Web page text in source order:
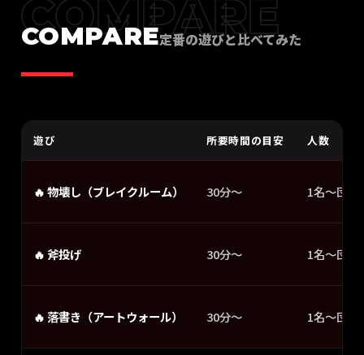
COMPARE
COMPARE定番の遊びと比べてみた
遊び 所要時間の目安 人数
🔥物壊し（ブレイクルーム） 30分〜 1名〜団体
🔥斧投げ 30分〜 1名〜団体
🔥落書き（アートウォール） 30分〜 1名〜団体